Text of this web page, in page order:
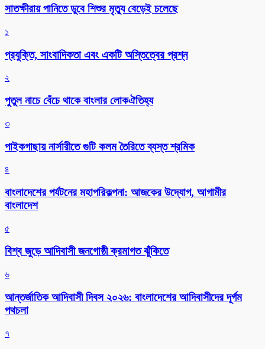
সাতক্ষীরায় পানিতে ডুবে শিশুর মৃত্যু বেড়েই চলেছে
১
প্রযুক্তি, সাংবাদিকতা এবং একটি অস্তিত্বের প্রশ্ন
২
পুতুল নাচে বেঁচে থাকে বাংলার লোকঐতিহ্য
৩
পাইকগাছায় নার্সারীতে গুটি কলম তৈরিতে ব্যস্ত শ্রমিক
৪
বাংলাদেশের পর্যটনের মহাপরিকল্পনা: আজকের উদ্যোগ, আগামীর
বাংলাদেশ
৫
বিশ্ব জুড়ে আদিবাসী জনগোষ্ঠী ক্রমাগত ঝুঁকিতে
৬
আন্তর্জাতিক আদিবাসী দিবস ২০২৬: বাংলাদেশের আদিবাসীদের দূর্গম
পথচলা
৭